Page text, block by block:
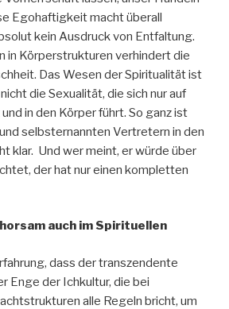
Egohaftigkeit macht überall
kein Ausdruck von Entfaltung.
in Körperstrukturen verhindert die
Das Wesen der Spiritualität ist
die Sexualität, die sich nur auf
in den Körper führt. So ganz ist
selbsternannten Vertretern in den
klar. Und wer meint, er würde über
der hat nur einen kompletten
auch im Spirituellen
dass der transzendente
Enge der Ichkultur, die bei
alle Regeln bricht, um